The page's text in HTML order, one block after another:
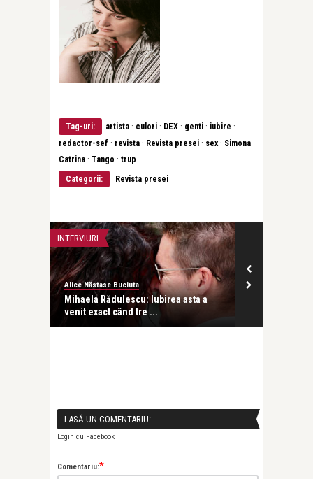
Tag-uri: artista · culori · DEX · genti · iubire ·
redactor-sef · revista · Revista presei · sex · Simona
Catrina · Tango · trup
Categorii:
Revista presei
INTERVIURI
Alice Năstase Buciuta
Mihaela Rădulescu: Iubirea asta a
venit exact când tre ...
LASĂ UN COMENTARIU:
Login cu Facebook
Comentariu:*